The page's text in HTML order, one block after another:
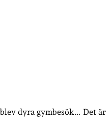
dyra gymbesök… Det är